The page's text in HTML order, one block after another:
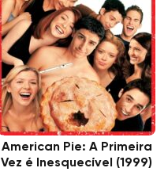
American Pie: A Primeira
Vez é Inesquecível (1999)